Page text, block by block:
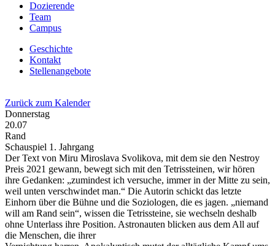
Dozierende
Team
Campus
Geschichte
Kontakt
Stellenangebote
Zurück zum Kalender
Donnerstag
20.07
Rand
Schauspiel 1. Jahrgang
Der Text von Miru Miroslava Svolikova, mit dem sie den Nestroy
Preis 2021 gewann, bewegt sich mit den Tetrissteinen, wir hören
ihre Gedanken: „zumindest ich versuche, immer in der Mitte zu sein,
weil unten verschwindet man.“ Die Autorin schickt das letzte
Einhorn über die Bühne und die Soziologen, die es jagen. „niemand
will am Rand sein“, wissen die Tetrissteine, sie wechseln deshalb
ohne Unterlass ihre Position. Astronauten blicken aus dem All auf
die Menschen, die ihrer